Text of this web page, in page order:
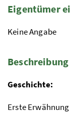
Eigentümer
Keine Angabe
Beschreibung
Geschichte:
Erste